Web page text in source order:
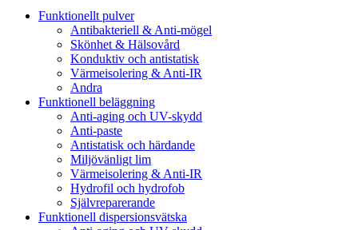
Funktionellt pulver
Antibakteriell & Anti-mögel
Skönhet & Hälsovård
Konduktiv och antistatisk
Värmeisolering & Anti-IR
Andra
Funktionell beläggning
Anti-aging och UV-skydd
Anti-paste
Antistatisk och härdande
Miljövänligt lim
Värmeisolering & Anti-IR
Hydrofil och hydrofob
Självreparerande
Funktionell dispersionsvätska